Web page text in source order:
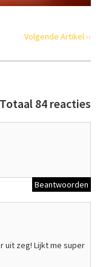
Volgende Artikel ››
Totaal 84 reacties
Beantwoorden
uit zeg! Lijkt me super